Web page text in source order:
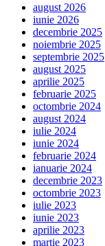
august 2026
iunie 2026
decembrie 2025
noiembrie 2025
septembrie 2025
august 2025
aprilie 2025
februarie 2025
octombrie 2024
august 2024
iulie 2024
iunie 2024
februarie 2024
ianuarie 2024
decembrie 2023
octombrie 2023
iulie 2023
iunie 2023
aprilie 2023
martie 2023